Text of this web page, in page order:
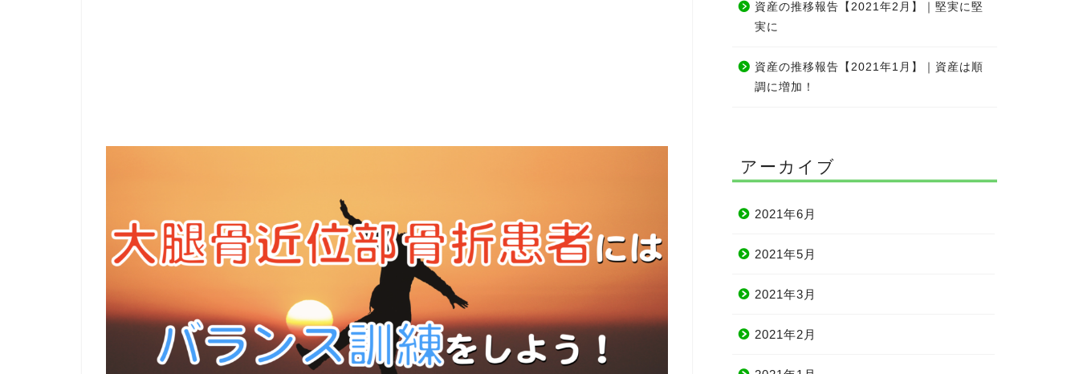
資産の推移報告【2021年2月】｜堅実に堅
実に
資産の推移報告【2021年1月】｜資産は順
調に増加！
アーカイブ
2021年6月
2021年5月
2021年3月
2021年2月